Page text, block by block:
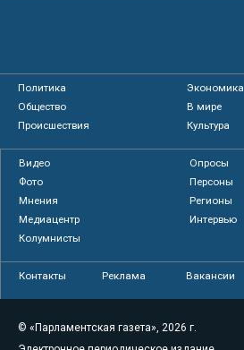
Политика
Экономика
Общество
В мире
Происшествия
Культура
Видео
Опросы
Фото
Персоны
Мнения
Регионы
Медиацентр
Интервью
Колумнисты
Контакты Реклама Вакансии
© «Парламентская газета», 2026 г.